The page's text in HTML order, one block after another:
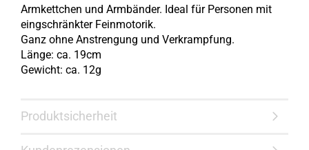
Armkettchen und Armbänder. Ideal für Personen mit
eingschränkter Feinmotorik.
Ganz ohne Anstrengung und Verkrampfung.
Länge: ca. 19cm
Gewicht: ca. 12g
Produktsicherheit